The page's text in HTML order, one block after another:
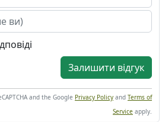
Залишити відгук
and the Google Privacy Policy and Terms of
Service apply.